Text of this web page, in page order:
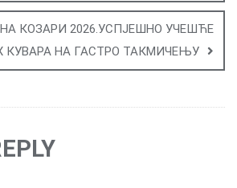
КОЗАРИ 2026.УСПЈЕШНО УЧЕШЋЕ
КУВАРА НА ГАСТРО ТАКМИЧЕЊУ